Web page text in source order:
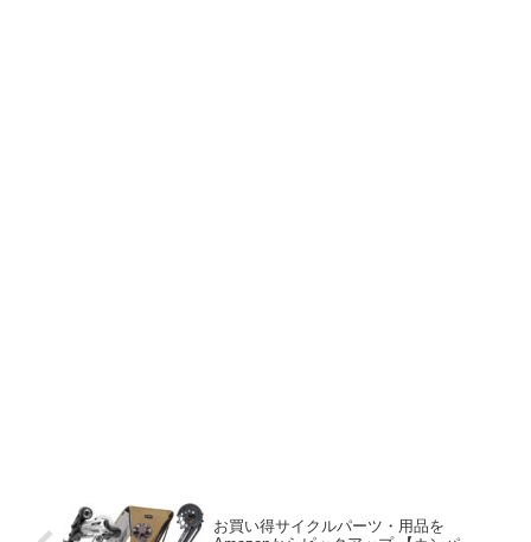
お買い得サイクルパーツ・用品を